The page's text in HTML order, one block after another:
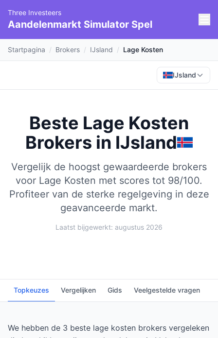
Three Investeers
Aandelenmarkt Simulator Spel
Startpagina / Brokers / IJsland / Lage Kosten
IJsland
Beste Lage Kosten
Brokers in IJsland
Vergelijk de hoogst gewaardeerde brokers
voor Lage Kosten met scores tot 98/100.
Profiteer van de sterke regelgeving in deze
geavanceerde markt.
Laatst bijgewerkt: augustus 2026
Topkeuzes Vergelijken Gids Veelgestelde vragen
We hebben de 3 beste lage kosten brokers vergeleken